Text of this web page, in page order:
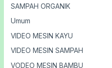
SAMPAH ORGANIK
Umum
VIDEO MESIN KAYU
VIDEO MESIN SAMPAH
VODEO MESIN BAMBU